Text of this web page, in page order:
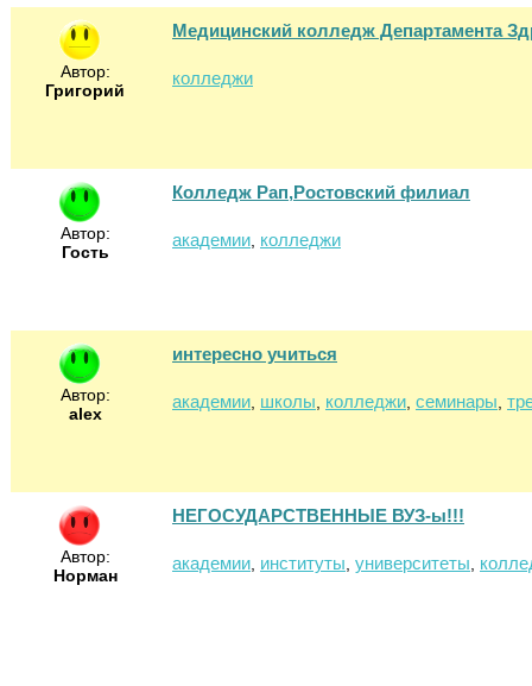
Автор:
Григорий
Медицинский колледж Департамента
колледжи
Автор:
Гость
Колледж Рап,Ростовский филиал
академии колледжи
Автор:
alex
интересно учиться
академии школы колледжи семинары
Автор:
Норман
НЕГОСУДАРСТВЕННЫЕ ВУЗ-ы!!!
академии институты университеты